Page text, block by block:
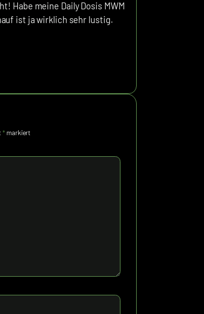
Habe meine Daily Dosis MWM
ist ja wirklich sehr lustig.
* markiert